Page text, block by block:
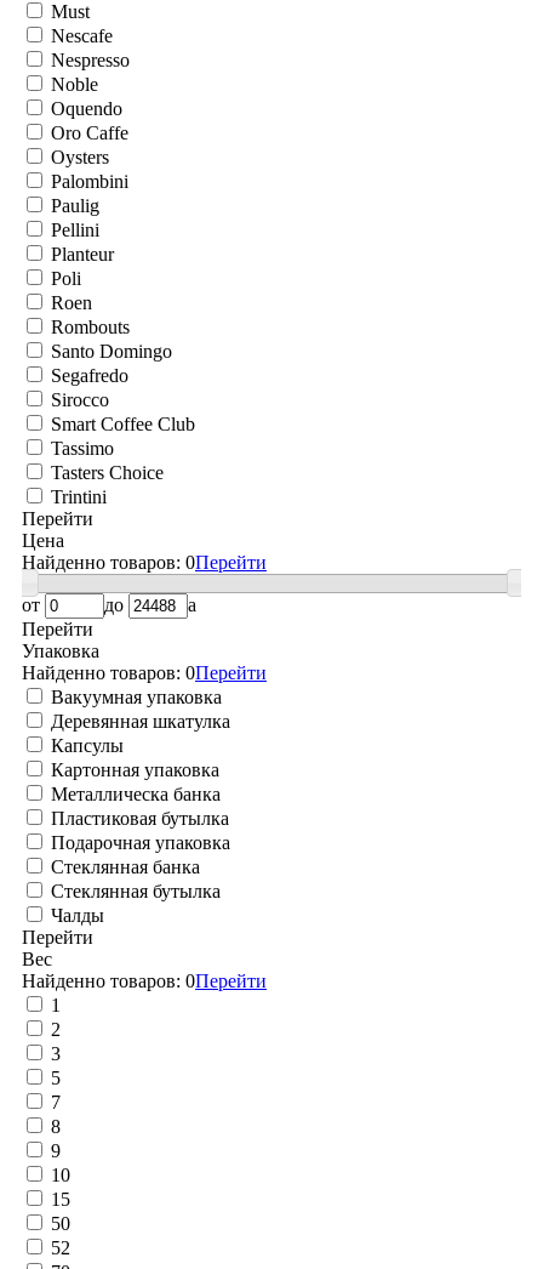
Must
Nescafe
Nespresso
Noble
Oquendo
Oro Caffe
Oysters
Palombini
Paulig
Pellini
Planteur
Poli
Roen
Rombouts
Santo Domingo
Segafredo
Sirocco
Smart Coffee Club
Tassimo
Tasters Choice
Trintini
Перейти
Цена
Найденно товаров: 0Перейти
от до
a
Перейти
Упаковка
Найденно товаров: 0Перейти
Вакуумная упаковка
Деревянная шкатулка
Капсулы
Картонная упаковка
Металлическа банка
Пластиковая бутылка
Подарочная упаковка
Стеклянная банка
Стеклянная бутылка
Чалды
Перейти
Вес
Найденно товаров: 0Перейти
1
2
3
5
7
8
9
10
15
50
52